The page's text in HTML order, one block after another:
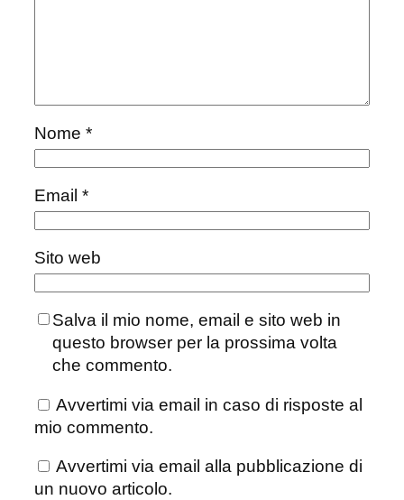
Nome *
Email *
Sito web
Salva il mio nome, email e sito web in
questo browser per la prossima volta
che commento.
Avvertimi via email in caso di risposte al
mio commento.
Avvertimi via email alla pubblicazione di
un nuovo articolo.